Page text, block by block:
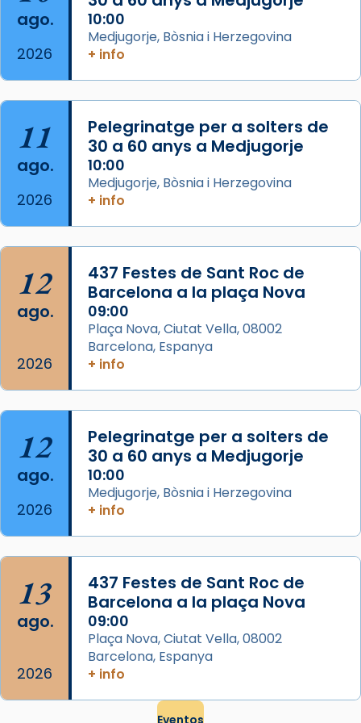
Josep Omella, ha presidit la missa i l’ha
concelebrat el bisbe auxiliar de Barcelona,
Mons. David Abadías.
📸 Dr. G. Simón
Foto
View on Facebook · Share
Arquebisbat de Barcelona
2 weeks ago
Acompanyant la història de sant Cugat, a
partir de l’Edat Mitjana sorgeix la tradició
que les santes Juliana (“relatiu a Júlia”) i
Semproniana (“relatiu a Semprònia =
eterna”) són deixebles seves. I l’any 1667, el
frare Joan Gaspar Roig, afirma en una obra
que les santes són filles de l’antiga Iluro.
Mataró en reivindicarà les relíq
Foto
View on Facebook ·
ago.
2026
10:00
Medjugorje, Bòsnia i Herzegovina
+ info
11
ago.
2026
Pelegrinatge per a solters de
30 a 60 anys a Medjugorje
10:00
Medjugorje, Bòsnia i Herzegovina
+ info
12
ago.
2026
437 Festes de Sant Roc de
Barcelona a la plaça Nova
09:00
Plaça Nova, Ciutat Vella, 08002
Barcelona, Espanya
+ info
12
ago.
2026
Pelegrinatge per a solters de
30 a 60 anys a Medjugorje
10:00
Medjugorje, Bòsnia i Herzegovina
+ info
13
ago.
2026
437 Festes de Sant Roc de
Barcelona a la plaça Nova
09:00
Plaça Nova, Ciutat Vella, 08002
Barcelona, Espanya
+ info